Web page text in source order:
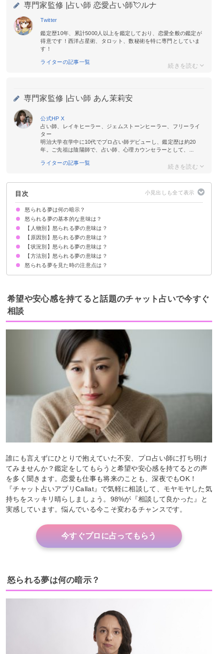
専門家監修 | 占い師 恋愛占い師💘ルナ
Twitter
鑑定歴10年、累計5000人以上を鑑定しており、恋愛全般の鑑定が
得意です！西洋占星術、タロット、数秘術を特に専門としていま
す！
ライターの記事一覧
専門家監修 | 占い師 あん茉莉安
公式HP X
占い師、レイキヒーラー、ジェムストーンヒーラー、フリーライ
ター
明治大学在学中に10代でプロ占い師デビューし、鑑定歴は約20
年。ご先祖は陰陽師で、占い師、心理カウンセラーとして、...
ライターの記事一覧
目次
怒られる夢は何の暗示？
怒られる夢の基本的な意味は？
①ストレスの暗示
②成長の暗示
初夢で見ると変化のチャンスが来る暗示
状況によって意味が決まる
【人物別】怒られる夢の意味は？
親に怒られる夢【警告夢】
友達に怒られる夢【凶夢・吉夢】
彼氏に怒られる夢【警告夢】
彼女に怒られる夢【警告夢】
好きな人に怒られる夢【吉夢】
上司に怒られる夢【吉夢】
先生に怒られる夢【警告夢】
知らない人・他人に怒られる夢【凶夢】
元カノに怒られる夢【凶夢】
元彼に怒られる夢【凶夢】
芸能人に怒られる夢【凶夢】
異性に怒られる夢【凶夢】
社長に怒られる夢【警告夢】
先輩に怒られる夢【警告夢】
警察官に怒られる夢【警告夢】
【原因別】怒られる夢の意味は？
理不尽に怒られる夢【凶夢】
仕事に遅刻して怒られる夢【警告夢】
学校に遅刻して怒られる夢【警告夢】
バイトに遅刻して怒られる夢【警告夢】
浮気がバレて怒られる夢【警告夢】
不倫がバレて怒られる夢【警告夢】
仕事でミスをして怒られる夢【凶夢】
【状況別】怒られる夢の意味は？
怒られて泣く夢【吉夢】
怒られて逆ギレする夢【警告夢】
怒られて喧嘩する夢【警告夢】
怒られて謝る夢【警告夢】
怒られて呆れられる夢【警告夢】
怒られて殴られる夢【吉夢】
怒られてダメ出しされる夢【吉夢】
しつこく怒られる夢【吉夢】
【方法別】怒られる夢の意味は？
電話で怒られる夢【吉夢】
メールで怒られる夢【吉夢】
LINEで怒られる夢【警告夢】
直接怒られる夢【警告夢】
怒られる夢を見た時の注意点は？
十分な休息を取る
自分の改善点を見つけ成長に繋げる
希望や安心感を持てると話題のチャット占いで今すぐ
相談
誰にも言えずにひとりで抱えていた不安、プロ占い師に打ち明け
てみませんか？鑑定をしてもらうと希望や安心感を持てるとの声
を多く聞きます。恋愛も仕事も将来のことも、深夜でもOK！
『チャット占いアプリCallat』で気軽に相談して、モヤモヤした気
持ちをスッキリ晴らしましょう。98%が『相談して良かった』と
実感しています。悩んでいる今こそ変わるチャンスです。
今すぐプロに占ってもらう
怒られる夢は何の暗示？